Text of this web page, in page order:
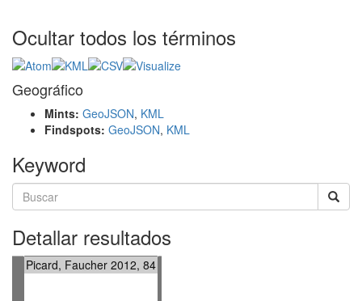
Ocultar todos los términos
Geográfico
Mints: GeoJSON, KML
Findspots: GeoJSON, KML
Keyword
Detallar resultados